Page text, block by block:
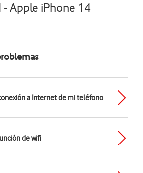
Apple iPhone 14
a Internet de mi teléfono
de wifi